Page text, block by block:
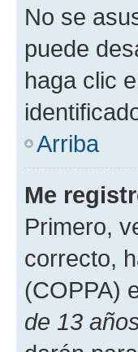
No se
puede
haga clic
Arriba
Me
Primero,
correcto,
(COPPA)
de 13